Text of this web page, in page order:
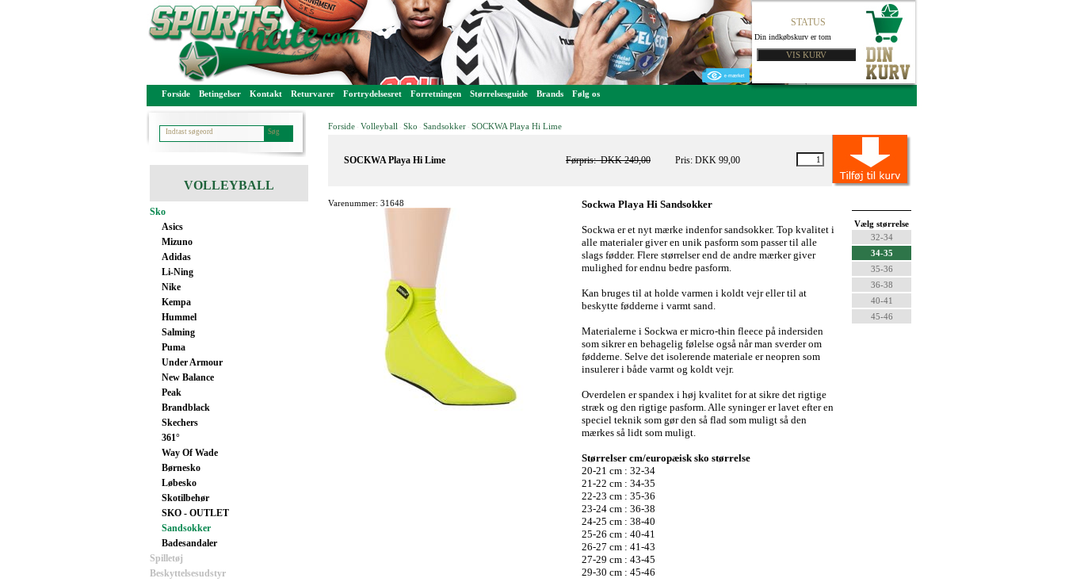
STATUS
Din indkøbskurv er tom
Forside Betingelser Kontakt Returvarer Fortrydelsesret Forretningen Størrelsesguide Brands Følg os
VOLLEYBALL
Sko
Asics
Mizuno
Adidas
Li-Ning
Nike
Kempa
Hummel
Salming
Puma
Under Armour
New Balance
Peak
Brandblack
Skechers
361°
Way Of Wade
Børnesko
Løbesko
Skotilbehør
SKO - OUTLET
Sandsokker
Badesandaler
Spilletøj
Beskyttelsesudstyr
Forside Volleyball Sko Sandsokker SOCKWA Playa Hi Lime
SOCKWA Playa Hi Lime Førpris:DKK 249,00 Pris: DKK 99,00
Varenummer: 31648 Sockwa Playa Hi Sandsokker
Sockwa er et nyt mærke indenfor sandsokker. Top kvalitet i
alle materialer giver en unik pasform som passer til alle
slags fødder. Flere størrelser end de andre mærker giver
mulighed for endnu bedre pasform.
Kan bruges til at holde varmen i koldt vejr eller til at
beskytte fødderne i varmt sand.
Materialerne i Sockwa er micro-thin fleece på indersiden
som sikrer en behagelig følelse også når man sverder om
fødderne. Selve det isolerende materiale er neopren som
insulerer i både varmt og koldt vejr.
Overdelen er spandex i høj kvalitet for at sikre det rigtige
stræk og den rigtige pasform. Alle syninger er lavet efter en
speciel teknik som gør den så flad som muligt så den
mærkes så lidt som muligt.
Størrelser cm/europæisk sko størrelse
20-21 cm : 32-34
21-22 cm : 34-35
22-23 cm : 35-36
23-24 cm : 36-38
24-25 cm : 38-40
25-26 cm : 40-41
26-27 cm : 41-43
27-29 cm : 43-45
29-30 cm : 45-46
Vælg størrelse
32-34
34-35
35-36
36-38
40-41
45-46